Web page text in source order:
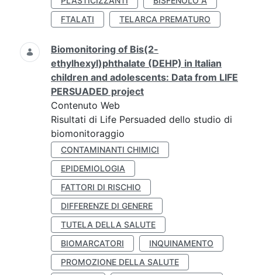
FTALATI
TELARCA PREMATURO
Biomonitoring of Bis(2-
ethylhexyl)phthalate (DEHP) in Italian
children and adolescents: Data from LIFE
PERSUADED project
Contenuto Web
Risultati di Life Persuaded dello studio di
biomonitoraggio
CONTAMINANTI CHIMICI
EPIDEMIOLOGIA
FATTORI DI RISCHIO
DIFFERENZE DI GENERE
TUTELA DELLA SALUTE
BIOMARCATORI
INQUINAMENTO
PROMOZIONE DELLA SALUTE